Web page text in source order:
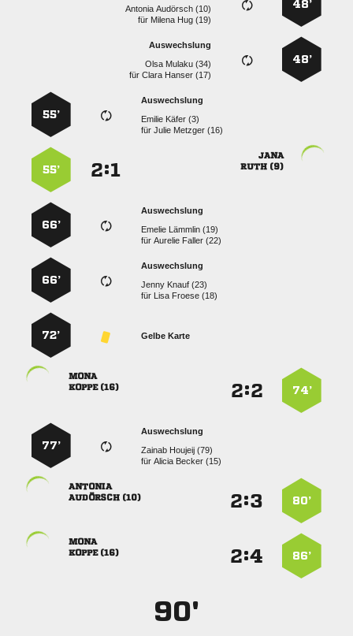
48’
  
für   
48’
Auswechslung
  
für  
Auswechslung
  
für  
55’

 
:
55’
Auswechslung
  
für  
66’
Auswechslung
  
für   
66’
Gelbe Karte
72’
74’
:

 
Auswechslung
  
für  
77’
80’
:

 
86’
:

 
90'